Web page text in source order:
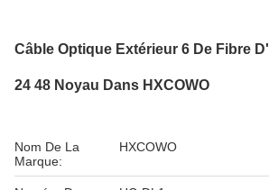
Câble Optique Extérieur 6 De Fibre
24 48 Noyau Dans HXCOWO
Nom De La
Marque:
HXCOWO